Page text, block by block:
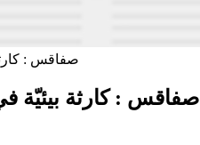
صفاقس : كارثة